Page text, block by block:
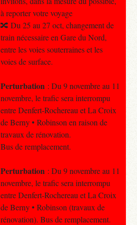
à reporter votre voyage
🔀 Du 25 au 27 oct, changement de
train nécessaire en Gare du Nord,
entre les voies souterraines et les
voies de surface.
Perturbation : Du 9 novembre au 11
novembre, le trafic sera interrompu
entre Denfert-Rochereau et La Croix
de Berny • Robinson en raison de
travaux de rénovation.
Bus de remplacement.
Perturbation : Du 9 novembre au 11
novembre, le trafic sera interrompu
entre Denfert-Rochereau et La Croix
de Berny • Robinson (travaux de
rénovation). Bus de remplacement.